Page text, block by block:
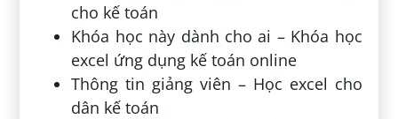
cho kế toán
Khóa học này dành cho ai – Khóa học
excel ứng dụng kế toán online
Thông tin giảng viên – Học excel cho
dân kế toán